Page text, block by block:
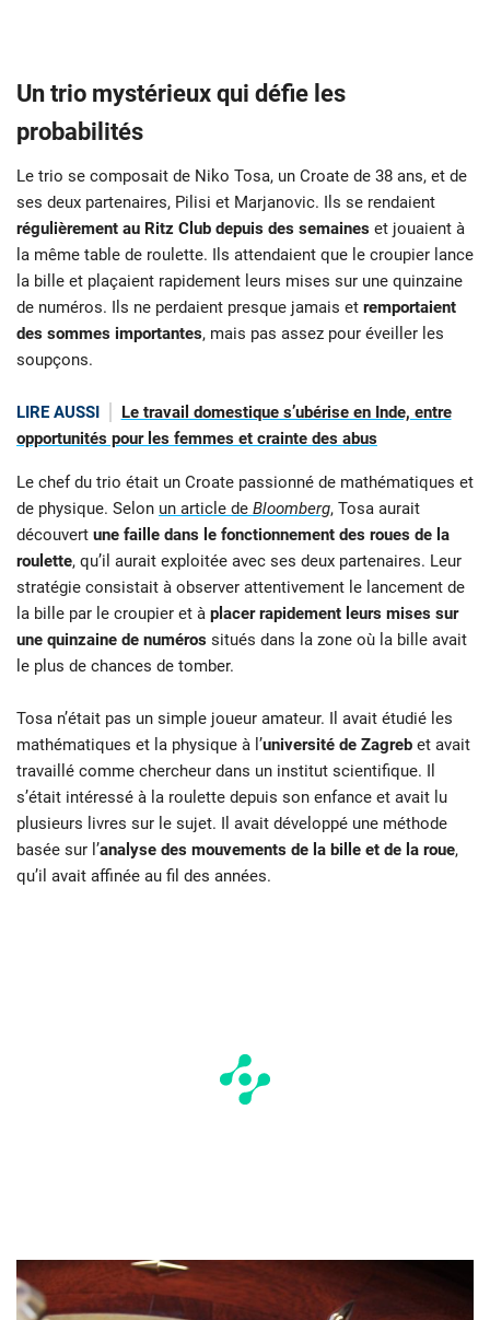
Un trio mystérieux qui défie les
probabilités
Le trio se composait de Niko Tosa, un Croate de 38 ans, et de
ses deux partenaires, Pilisi et Marjanovic. Ils se rendaient
régulièrement au Ritz Club depuis des semaines et jouaient à
la même table de roulette. Ils attendaient que le croupier lance
la bille et plaçaient rapidement leurs mises sur une quinzaine
de numéros. Ils ne perdaient presque jamais et remportaient
des sommes importantes, mais pas assez pour éveiller les
soupçons.
LIRE AUSSI
Le travail domestique s’ubérise en Inde, entre
opportunités pour les femmes et crainte des abus
Le chef du trio était un Croate passionné de mathématiques et
de physique. Selon un article de Bloomberg, Tosa aurait
découvert une faille dans le fonctionnement des roues de la
roulette, qu’il aurait exploitée avec ses deux partenaires. Leur
stratégie consistait à observer attentivement le lancement de
la bille par le croupier et à placer rapidement leurs mises sur
une quinzaine de numéros situés dans la zone où la bille avait
le plus de chances de tomber.
Tosa n’était pas un simple joueur amateur. Il avait étudié les
mathématiques et la physique à l’université de Zagreb et avait
travaillé comme chercheur dans un institut scientifique. Il
s’était intéressé à la roulette depuis son enfance et avait lu
plusieurs livres sur le sujet. Il avait développé une méthode
basée sur l’analyse des mouvements de la bille et de la roue,
qu’il avait affinée au fil des années.